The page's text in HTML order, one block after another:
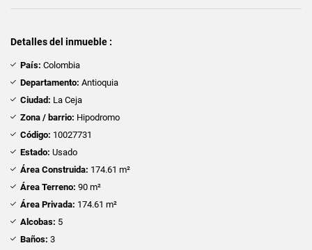
Detalles del inmueble :
País: Colombia
Departamento: Antioquia
Ciudad: La Ceja
Zona / barrio: Hipodromo
Código: 10027731
Estado: Usado
Área Construida: 174.61 m²
Área Terreno: 90 m²
Área Privada: 174.61 m²
Alcobas: 5
Baños: 3